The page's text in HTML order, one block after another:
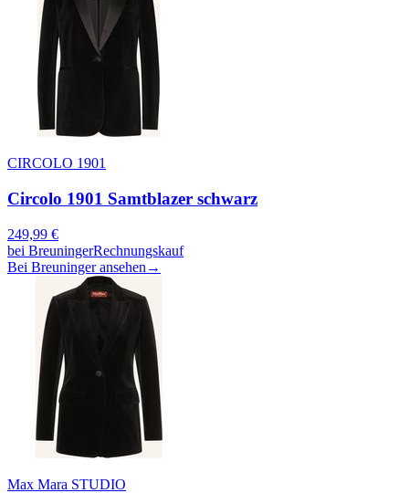
CIRCOLO 1901
Circolo 1901 Samtblazer schwarz
249,99 €
bei BreuningerRechnungskauf
Bei Breuninger ansehen →
Max Mara STUDIO